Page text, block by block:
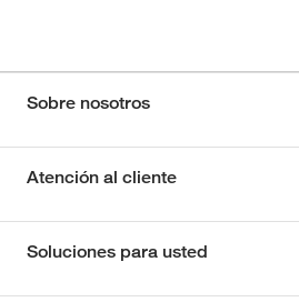
Sobre nosotros
Atención al cliente
Soluciones para usted